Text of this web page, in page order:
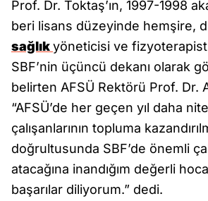
Prof. Dr. Toktaş’ın, 1997-1998
beri lisans düzeyinde hemşire,
sağlıkyöneticisi ve
SBF’nin üçüncü dekanı olarak
belirten AFSÜ Rektörü Prof. Dr.
“AFSÜ’de her geçen yıl daha
çalışanlarının topluma
doğrultusunda SBF’de önemli
atacağına inandığım değerli
başarılar diliyorum.” dedi.